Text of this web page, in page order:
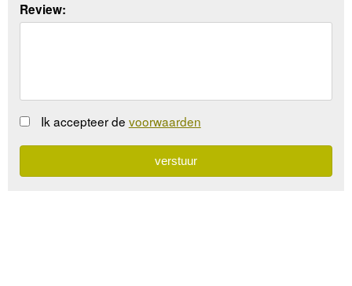
Review:
Ik accepteer de voorwaarden